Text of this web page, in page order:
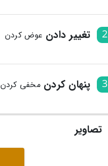
2 تغییر دادن عوض کردن
3 پنهان کردنمخفی کردن
تصاویر